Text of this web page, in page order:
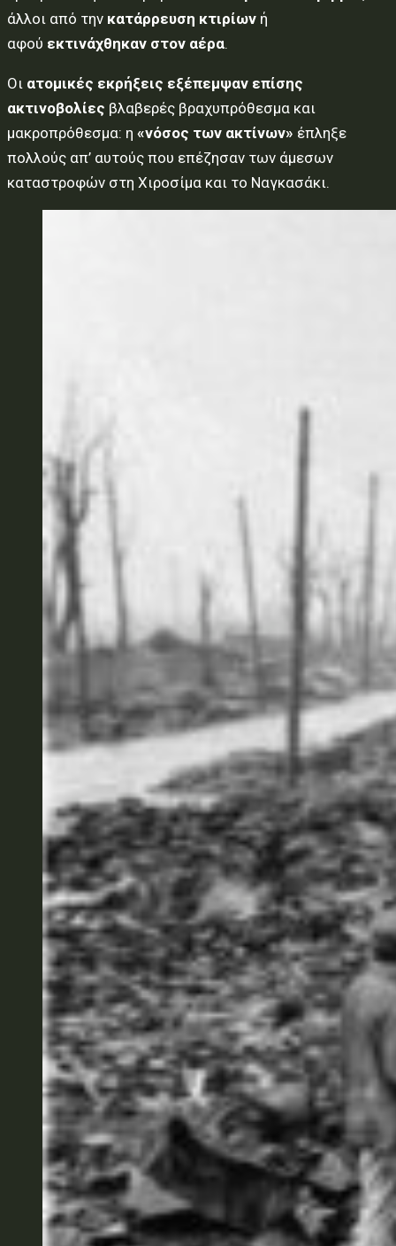
άλλοι από την κατάρρευση κτιρίων ή
αφού εκτινάχθηκαν στον αέρα.
Οι ατομικές εκρήξεις εξέπεμψαν επίσης
ακτινοβολίες βλαβερές βραχυπρόθεσμα και
μακροπρόθεσμα: η «νόσος των ακτίνων» έπληξε
πολλούς απ’ αυτούς που επέζησαν των άμεσων
καταστροφών στη Χιροσίμα και το Ναγκασάκι.